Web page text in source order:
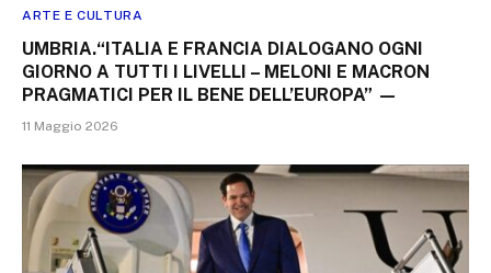
ARTE E CULTURA
UMBRIA.“ITALIA E FRANCIA DIALOGANO OGNI
GIORNO A TUTTI I LIVELLI – MELONI E MACRON
PRAGMATICI PER IL BENE DELL’EUROPA” —
11 Maggio 2026